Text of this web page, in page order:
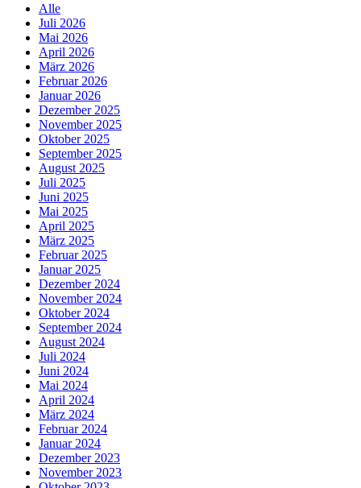
Alle
Juli 2026
Mai 2026
April 2026
März 2026
Februar 2026
Januar 2026
Dezember 2025
November 2025
Oktober 2025
September 2025
August 2025
Juli 2025
Juni 2025
Mai 2025
April 2025
März 2025
Februar 2025
Januar 2025
Dezember 2024
November 2024
Oktober 2024
September 2024
August 2024
Juli 2024
Juni 2024
Mai 2024
April 2024
März 2024
Februar 2024
Januar 2024
Dezember 2023
November 2023